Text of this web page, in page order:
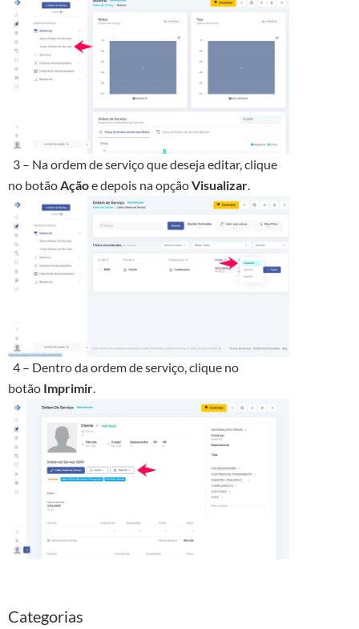
3 – Na ordem de serviço que deseja editar, clique
no botãoAçãoe depois na opçãoVisualizar.
4 – Dentro da ordem de serviço, clique no
botão Imprimir
Categorias